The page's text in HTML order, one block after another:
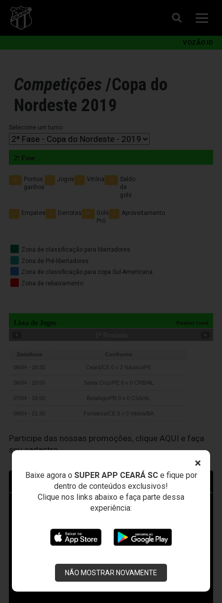
×
Baixe agora o SUPER APP CEARÁ SCe fique por
dentro de conteúdos exclusivos!
Clique nos links abaixo e faça parte dessa
experiência:
NÃO MOSTRAR NOVAMENTE
VOZÃO ID
Competições /Copa do
Nordeste 2019
Selecione um turno
2ª Fase
PG
Pontos
ganhos
J Jogos V Vitória SG
Saldo
de
gols
E Empates D Derrotas GP
Gols
Pró
P Aproveitamento
Zona de classificação para libertadores
Zona de Pré-libertadores
Zona de classificação para copa Sul-Americana
Zona de rebaixamento
Lista de Jogos Partidas Ceará
Data/hora Confronto
06/04 - 18:30 Ceará/CE 0 x 2 Náutico/PE
06/04 - 20:00 Santa Cruz/PE 0 x 0 CRB/AL
07/04 - 18:00 Botafogo/PB 0 x 0 CSA/AL
08/04 - 21:30 Fortaleza/CE 0 x 0 Vitória/BA
Participe das nossas promoções, clique AQUI e faça
seu cadastro.
COMPETIÇÕES
CAMPEONATO BRASILEIRO
CAMPEONATO CEARENSE